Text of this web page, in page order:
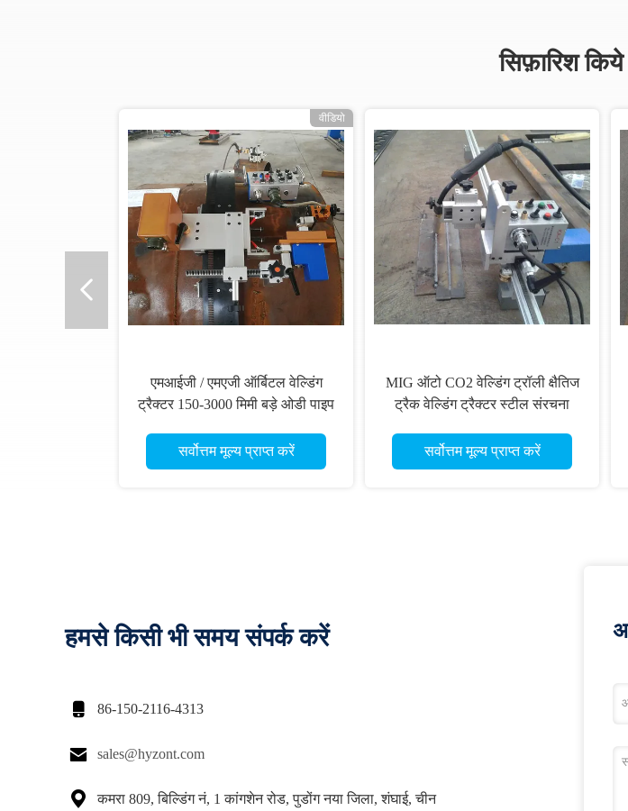
सिफ़ारिश किये
वीडियो
एमआईजी / एमएजी ऑर्बिटल वेल्डिंग
ट्रैक्टर 150-3000 मिमी बड़े ओडी पाइप
सर्वोत्तम मूल्य प्राप्त करें
MIG ऑटो CO2 वेल्डिंग ट्रॉली क्षैतिज
ट्रैक वेल्डिंग ट्रैक्टर स्टील संरचना
सर्वोत्तम मूल्य प्राप्त करें
हमसे किसी भी समय संपर्क करें
 86-150-2116-4313
 sales@hyzont.com
 कमरा 809, बिल्डिंग नं, 1 कांगशेन रोड, पुडोंग नया जिला, शंघाई, चीन